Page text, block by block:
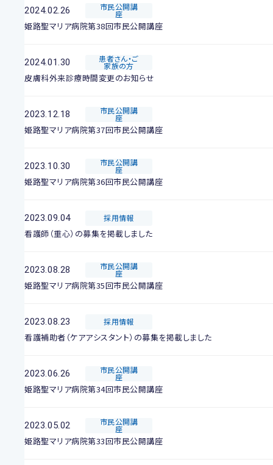
2024.02.26 市民公開講
座
姫路聖マリア病院第38回市民公開講座
2024.01.30 患者さん・ご
家族の方
皮膚科外来診療時間変更のお知らせ
2023.12.18 市民公開講
座
姫路聖マリア病院第37回市民公開講座
2023.10.30 市民公開講
座
姫路聖マリア病院第36回市民公開講座
2023.09.04 採用情報
看護師（重心）の募集を掲載しました
2023.08.28 市民公開講
座
姫路聖マリア病院第35回市民公開講座
2023.08.23 採用情報
看護補助者（ケアアシスタント）の募集を掲載しました
2023.06.26 市民公開講
座
姫路聖マリア病院第34回市民公開講座
2023.05.02 市民公開講
座
姫路聖マリア病院第33回市民公開講座